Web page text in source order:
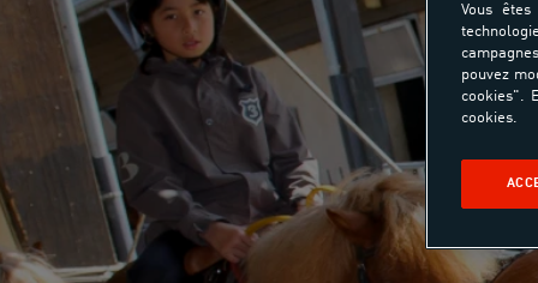
Vous
pouvez
cookies".
cookies.